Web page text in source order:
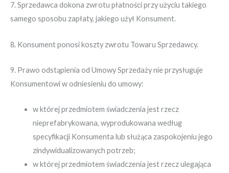
7. Sprzedawca dokona zwrotu płatności przy użyciu takiego
samego sposobu zapłaty, jakiego użył Konsument.
8. Konsument ponosi koszty zwrotu Towaru Sprzedawcy.
9. Prawo odstąpienia od Umowy Sprzedaży nie przysługuje
Konsumentowi w odniesieniu do umowy:
w której przedmiotem świadczenia jest rzecz
nieprefabrykowana, wyprodukowana według
specyfikacji Konsumenta lub służąca zaspokojeniu jego
zindywidualizowanych potrzeb;
w której przedmiotem świadczenia jest rzecz ulegająca